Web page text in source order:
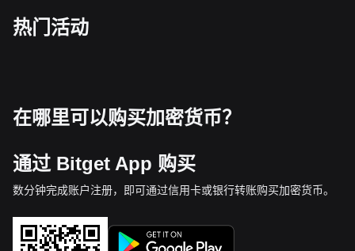
热门活动
在哪里可以购买加密货币？
通过 Bitget App 购买
数分钟完成账户注册，即可通过信用卡或银行转账购买加密货币。